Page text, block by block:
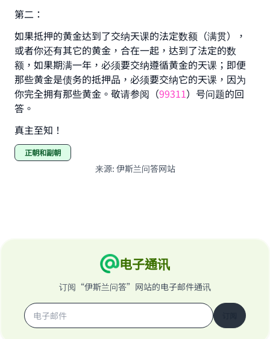
第二：
如果抵押的黄金达到了交纳天课的法定数额（满贯），
或者你还有其它的黄金，合在一起，达到了法定的数
额，如果期满一年，必须要交纳遵循黄金的天课；即便
那些黄金是债务的抵押品，必须要交纳它的天课，因为
你完全拥有那些黄金。敬请参阅（99311）号问题的回
答。
真主至知！
正朝和副朝
来源: 伊斯兰问答网站
电子通讯
订阅“伊斯兰问答”网站的电子邮件通讯